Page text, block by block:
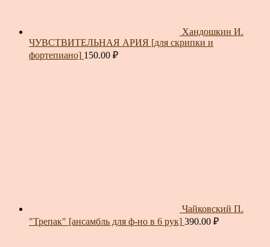
Хандошкин И.
ЧУВСТВИТЕЛЬНАЯ АРИЯ [для скрипки и
фортепиано] 150.00 ₽
Чайковский П.
"Трепак" [ансамбль для ф-но в 6 рук] 390.00 ₽